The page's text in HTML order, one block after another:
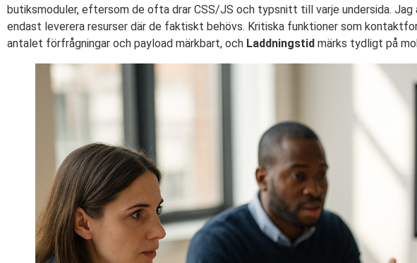
butiksmoduler, eftersom de ofta drar CSS/JS och typsnitt till varje undersida.
endast leverera resurser där de faktiskt behövs. Kritiska funktioner som
antalet förfrågningar och payload märkbart, och Laddningstid märks tydligt på